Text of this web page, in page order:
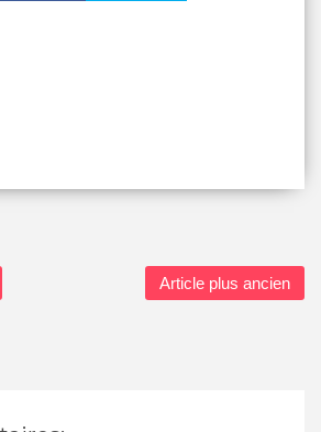
Article plus ancien